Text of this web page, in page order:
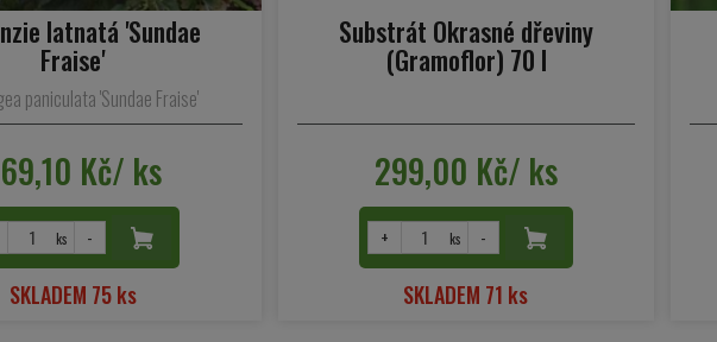
latnatá 'Sundae
Fraise'
paniculata 'Sundae Fraise'
Kč/ ks
ks -
SKLADEM 75 ks
Substrát Okrasné dřeviny
(Gramoflor) 70 l
299,00 Kč/ ks
+ ks -
SKLADEM 71 ks